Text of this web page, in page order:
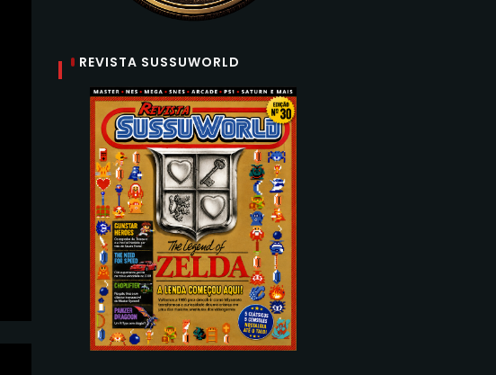
REVISTA SUSSUWORLD